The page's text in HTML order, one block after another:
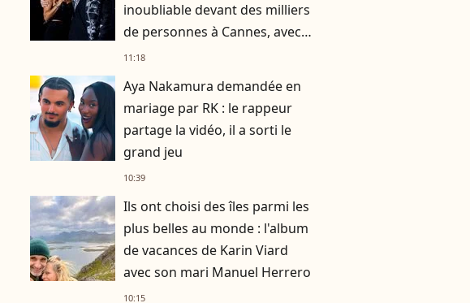
inoubliable devant des milliers
de personnes à Cannes, avec
un grand nom de la musique
11:18
Aya Nakamura demandée en
mariage par RK : le rappeur
partage la vidéo, il a sorti le
grand jeu
10:39
Ils ont choisi des îles parmi les
plus belles au monde : l'album
de vacances de Karin Viard
avec son mari Manuel Herrero
10:15